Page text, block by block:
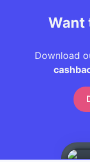
Want
Download